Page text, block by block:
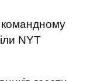
командному
NYT